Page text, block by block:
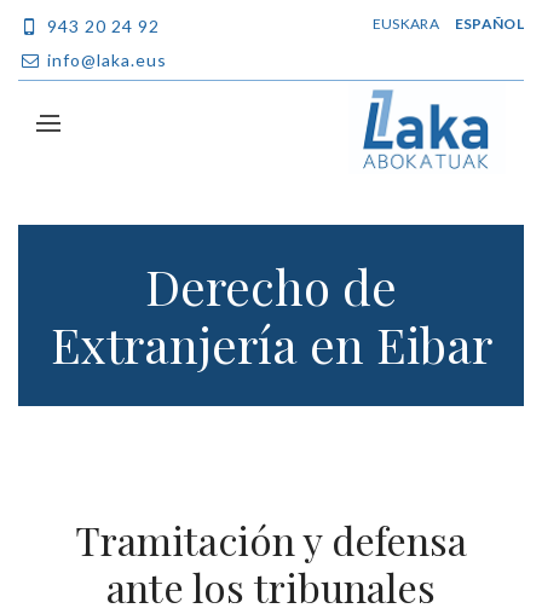
943 20 24 92
info@laka.eus
EUSKARA ESPAÑOL
Derecho de
Extranjería en Eibar
Tramitación y defensa
ante los tribunales